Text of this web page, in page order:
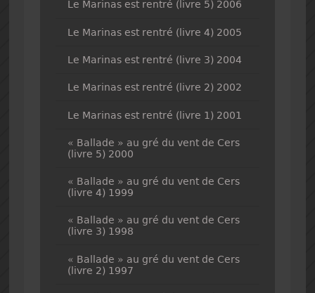
Le Marinas est rentré (livre 5) 2006
Le Marinas est rentré (livre 4) 2005
Le Marinas est rentré (livre 3) 2004
Le Marinas est rentré (livre 2) 2002
Le Marinas est rentré (livre 1) 2001
« Ballade » au gré du vent de Cers
(livre 5) 2000
« Ballade » au gré du vent de Cers
(livre 4) 1999
« Ballade » au gré du vent de Cers
(livre 3) 1998
« Ballade » au gré du vent de Cers
(livre 2) 1997